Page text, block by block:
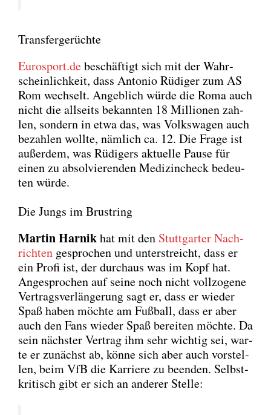
Transfergerüchte
Eurosport.debeschäf­tigt sich mit der Wahr­
schein­lich­keit, dass Anto­nio Rüdi­ger zum AS
Rom wech­selt. Angeb­lich wür­de die Roma auch
nicht die all­seits bekann­ten 18 Mil­lio­nen zah­
len, son­dern in etwa das, was Volks­wa­gen auch
bezah­len woll­te, näm­lich ca. 12. Die Fra­ge ist
außer­dem, was Rüdi­gers aktu­el­le Pau­se für
einen zu absol­vie­ren­den Medi­zin­check bedeu­
ten wür­de.
Die Jungs im Brustring
Mar­tin Har­nikhat mit den Stutt­gar­ter Nach­
rich­ten gespro­chen und unter­streicht, dass er
ein Pro­fi ist, der durch­aus was im Kopf hat.
Ange­spro­chen auf sei­ne noch nicht voll­zo­ge­ne
Ver­trags­ver­län­ge­rung sagt er, dass er wie­der
Spaß haben möch­te am Fuß­ball, dass er aber
auch den Fans wie­der Spaß berei­ten möch­te. Da
sein nächs­ter Ver­trag ihm sehr wich­tig sei, war­
te er zunächst ab, kön­ne sich aber auch vor­stel­
len, beim VfB die Kar­rie­re zu been­den. Selbst­
kri­tisch gibt er sich an ande­rer Stel­le: